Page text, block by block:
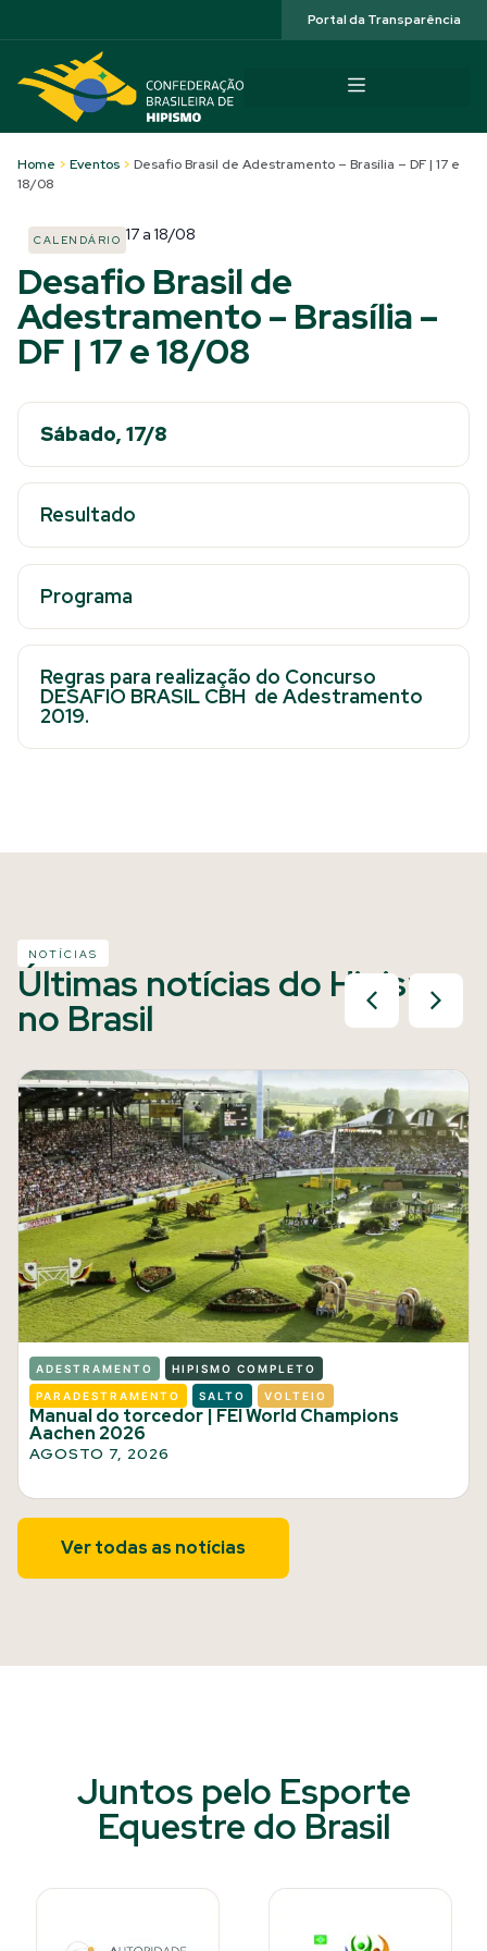
Portal da Transparência
Home > Eventos > Desafio Brasil de Adestramento – Brasília – DF | 17 e
18/08
CALENDÁRIO 17 a 18/08
Desafio Brasil de
Adestramento – Brasília –
DF | 17 e 18/08
Sábado, 17/8
Resultado
Programa
Regras para realização do Concurso
DESAFIO BRASIL CBH de Adestramento
2019.
NOTÍCIAS
Últimas notícias do Hipismo
no Brasil
ADESTRAMENTO HIPISMO COMPLETO
PARADESTRAMENTO SALTO VOLTEIO
Manual do torcedor | FEI World Champions
Aachen 2026
AGOSTO 7, 2026
Ver todas as notícias
Juntos pelo Esporte
Equestre do Brasil​